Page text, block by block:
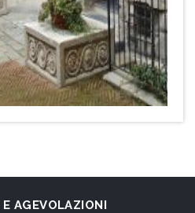
AGEVOLAZIONI